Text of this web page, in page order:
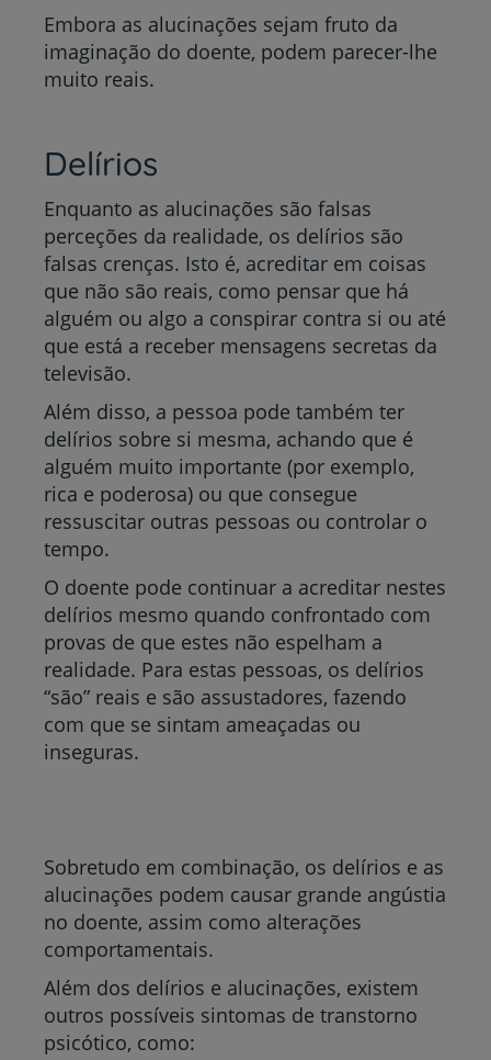
Embora as alucinações sejam fruto da
imaginação do doente, podem parecer-lhe
muito reais.
Delírios
Enquanto as alucinações são falsas
perceções da realidade, os delírios são
falsas crenças. Isto é, acreditar em coisas
que não são reais, como pensar que há
alguém ou algo a conspirar contra si ou até
que está a receber mensagens secretas da
televisão.
Além disso, a pessoa pode também ter
delírios sobre si mesma, achando que é
alguém muito importante (por exemplo,
rica e poderosa) ou que consegue
ressuscitar outras pessoas ou controlar o
tempo.
O doente pode continuar a acreditar nestes
delírios mesmo quando confrontado com
provas de que estes não espelham a
realidade. Para estas pessoas, os delírios
“são” reais e são assustadores, fazendo
com que se sintam ameaçadas ou
inseguras.
Sobretudo em combinação, os delírios e as
alucinações podem causar grande angústia
no doente, assim como alterações
comportamentais.
Além dos delírios e alucinações, existem
outros possíveis sintomas de transtorno
psicótico, como: